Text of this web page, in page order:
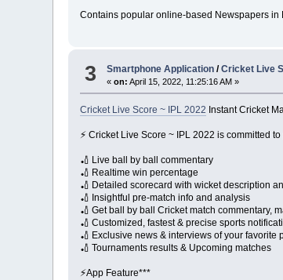
Contains popular online-based Newspapers in
3 Smartphone Application /Cricket Live
«on: April 15, 2022, 11:25:16 AM »
Cricket Live Score ~ IPL 2022 Instant Cricket
⚡️ Cricket Live Score ~ IPL 2022 is committed
🏏 Live ball by ball commentary
🏏 Realtime win percentage
🏏 Detailed scorecard with wicket description
🏏 Insightful pre-match info and analysis
🏏 Get ball by ball Cricket match commentary,
🏏 Customized, fastest & precise sports
🏏 Exclusive news & interviews of your favorite
🏏 Tournaments results & Upcoming matches
⚡️App Feature***